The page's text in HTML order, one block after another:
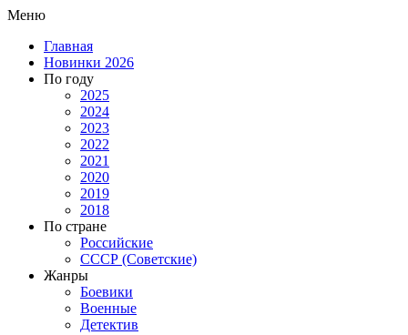
Меню
Главная
Новинки 2026
По году
2025
2024
2023
2022
2021
2020
2019
2018
По стране
Российские
СССР (Советские)
Жанры
Боевики
Военные
Детектив